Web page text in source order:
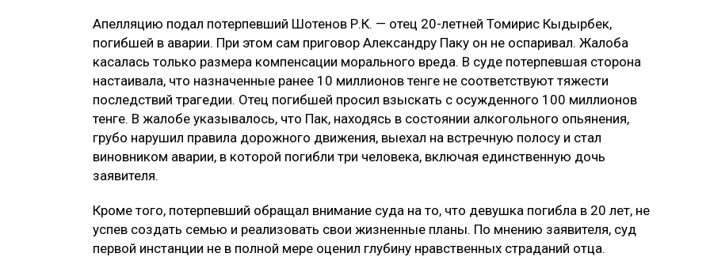
Апелляцию подал потерпевший Шотенов Р.К. — отец 20-летней Томирис Кыдырбек,
погибшей в аварии. При этом сам приговор Александру Паку он не оспаривал. Жалоба
касалась только размера компенсации морального вреда. В суде потерпевшая сторона
настаивала, что назначенные ранее 10 миллионов тенге не соответствуют тяжести
последствий трагедии. Отец погибшей просил взыскать с осужденного 100 миллионов
тенге. В жалобе указывалось, что Пак, находясь в состоянии алкогольного опьянения,
грубо нарушил правила дорожного движения, выехал на встречную полосу и стал
виновником аварии, в которой погибли три человека, включая единственную дочь
заявителя.
Кроме того, потерпевший обращал внимание суда на то, что девушка погибла в 20 лет, не
успев создать семью и реализовать свои жизненные планы. По мнению заявителя, суд
первой инстанции не в полной мере оценил глубину нравственных страданий отца.